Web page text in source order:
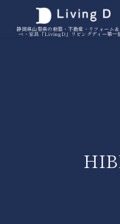
静岡県山梨県の新築・不動産・リフォーム＆
ベ・家具「LivingD」リビングディー第一